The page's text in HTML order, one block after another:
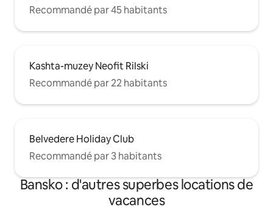
Recommandé par 45 habitants
Kashta-muzey Neofit Rilski
Recommandé par 22 habitants
Belvedere Holiday Club
Recommandé par 3 habitants
Bansko : d'autres superbes locations de
vacances